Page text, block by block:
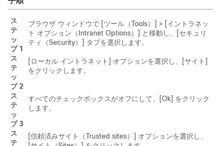
ス
テ
ッ
プ 1
ブラウザ ウィンドウで [ツール（Tools）] > [イントラネッ
ト オプション（Intranet Options）] と移動し、[セキュリ
ティ（Security）] タブを選択します。
ス
テ
ッ
プ 2
[ローカル イントラネット] オプションを選択し、[サイト]
をクリックします。
ス
テ
ッ
プ 3
すべてのチェックボックスがオフにして、[Ok] をクリック
します。
ス
テ
[信頼済みサイト（Trusted sites）] オプションを選択し、